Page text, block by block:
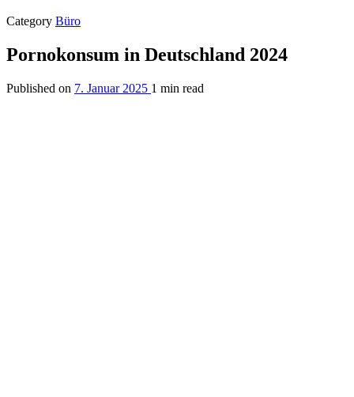
Category Büro
Pornokonsum in Deutschland 2024
Published on 7. Januar 2025 1 min read